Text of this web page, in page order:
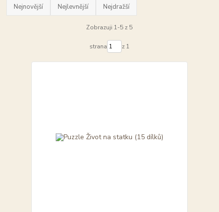
Nejnovější Nejlevnější Nejdražší
Zobrazuji 1-5 z 5
strana z 1